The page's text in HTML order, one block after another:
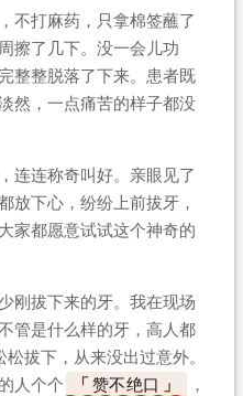
不打麻药，只拿棉签蘸了
擦了几下。没一会儿功
整整脱落了下来。患者既
然，一点痛苦的样子都没
连连称奇叫好。亲眼见了
放下心，纷纷上前拔牙，
家都愿意试试这个神奇的
刚拔下来的牙。我在现场
管是什么样的牙，高人都
松拔下，从来没出过意外。
人个个
赞不绝口
，